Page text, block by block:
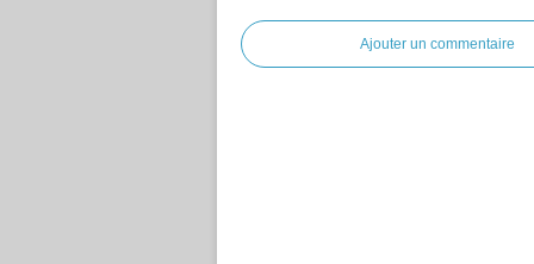
Ajouter un commentaire